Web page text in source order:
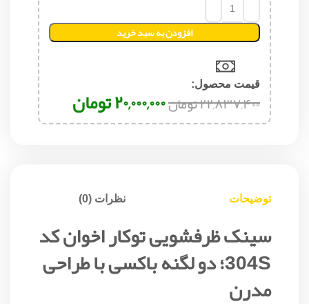
افزودن به سبد خرید
قیمت محصول:​
۲۲,۸۳۷,۴۰۰تومان۲۰,۰۰۰,۰۰۰تومان
توضیحات نظرات (0)
سینک ظرفشویی توکار اخوان کد
304S؛ دو لگنه باکسی با طراحی
مدرن